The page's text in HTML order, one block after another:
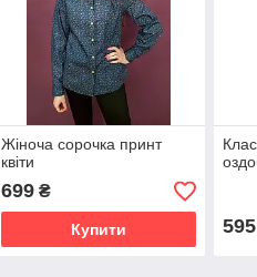
Жіноча сорочка принт
квіти
699₴
Купити 595